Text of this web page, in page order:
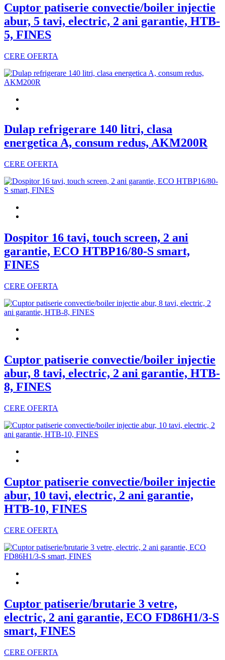
Cuptor patiserie convectie/boiler injectie
abur, 5 tavi, electric, 2 ani garantie, HTB-
5, FINES
CERE OFERTA
Dulap refrigerare 140 litri, clasa
energetica A, consum redus, AKM200R
CERE OFERTA
Dospitor 16 tavi, touch screen, 2 ani
garantie, ECO HTBP16/80-S smart,
FINES
CERE OFERTA
Cuptor patiserie convectie/boiler injectie
abur, 8 tavi, electric, 2 ani garantie, HTB-
8, FINES
CERE OFERTA
Cuptor patiserie convectie/boiler injectie
abur, 10 tavi, electric, 2 ani garantie,
HTB-10, FINES
CERE OFERTA
Cuptor patiserie/brutarie 3 vetre,
electric, 2 ani garantie, ECO FD86H1/3-S
smart, FINES
CERE OFERTA